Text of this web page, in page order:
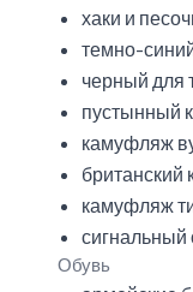
хаки и
темно-
черный для
пустынный
камуфляж
камуфляж
сигнальный
Обувь